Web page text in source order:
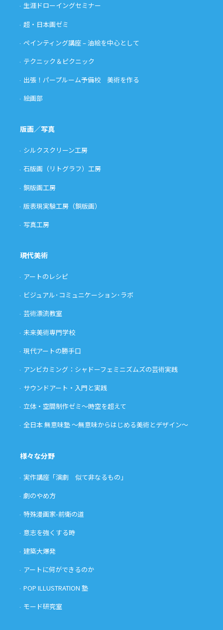
生涯ドローイングセミナー
超・日本画ゼミ
ペインティング講座 – 油絵を中心として
テクニック＆ピクニック
出張！パープルーム予備校 美術を作る
絵画部
版画／写真
シルクスクリーン工房
石版画（リトグラフ）工房
銅版画工房
版表現実験工房（銅版画）
写真工房
現代美術
アートのレシピ
ビジュアル･コミュニケーション･ラボ
芸術漂流教室
未来美術専門学校
現代アートの勝手口
アンビカミング：シャドーフェミニズムズの芸術実践
サウンドアート・入門と実践
立体・空間制作ゼミ〜時空を超えて
全日本 無意味塾 〜無意味からはじめる美術とデザイン〜
様々な分野
実作講座「演劇 似て非なるもの」
劇のやめ方
特殊漫画家-前衛の道
意志を強くする時
建築大爆発
アートに何ができるのか
POP ILLUSTRATION 塾
モード研究室